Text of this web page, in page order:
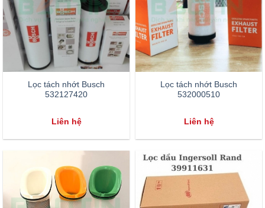
Lọc tách nhớt Busch
532127420
Liên hệ
Lọc tách nhớt Busch
532000510
Liên hệ